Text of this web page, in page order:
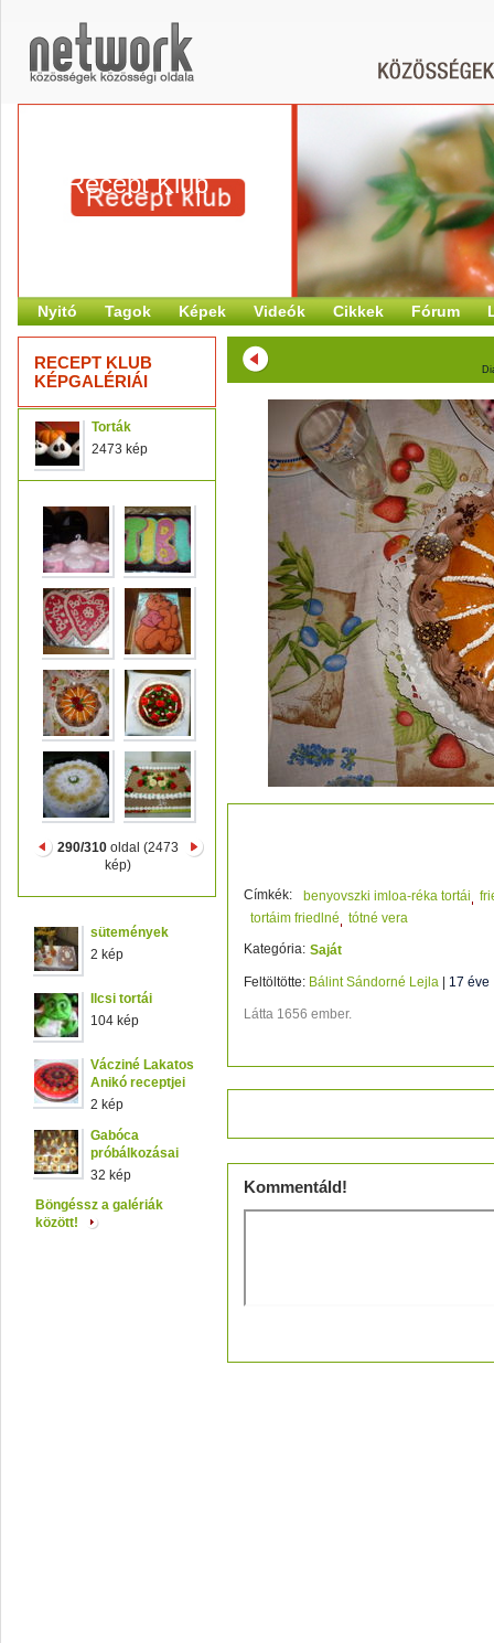
Recept Klub
Nyitó Tagok Képek Videók Cikkek Fórum
RECEPT KLUB
KÉPGALÉRIÁI
Torták
2473 kép
290/310 oldal (2473
kép)
sütemények
2 kép
Ilcsi tortái
104 kép
Vácziné Lakatos
Anikó receptjei
2 kép
Gabóca
próbálkozásai
32 kép
Böngéssz a galériák
között!
Címkék: benyovszki imloa-réka tortái
tortáim friedlné
tótné vera
Kategória: Saját
Feltöltötte: Bálint Sándorné Lejla 17 éve
Látta 1656 ember.
Kommentáld!